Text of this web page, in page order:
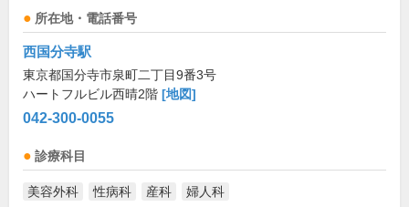
所在地・電話番号
西国分寺駅
東京都国分寺市泉町二丁目9番3号
ハートフルビル西晴2階 [地図]
042-300-0055
診療科目
美容外科 性病科 産科 婦人科